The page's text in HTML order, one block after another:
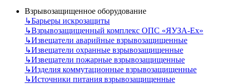
Взрывозащищенное оборудование
↳Барьеры искрозащиты
↳Взрывозащищенный комплекс ОПС «ЯУЗА-Ех»
↳Извещатели аварийные взрывозащищенные
↳Извещатели охранные взрывозащищенные
↳Извещатели пожарные взрывозащищенные
↳Изделия коммутационные взрывозащищенные
↳Источники питания взрывозащищенные